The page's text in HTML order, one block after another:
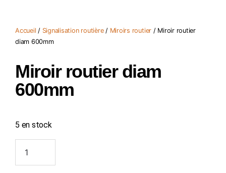
Accueil / Signalisation routière/ Miroirs routier / Miroir routier
diam 600mm
Miroir routier diam
600mm
5 en stock